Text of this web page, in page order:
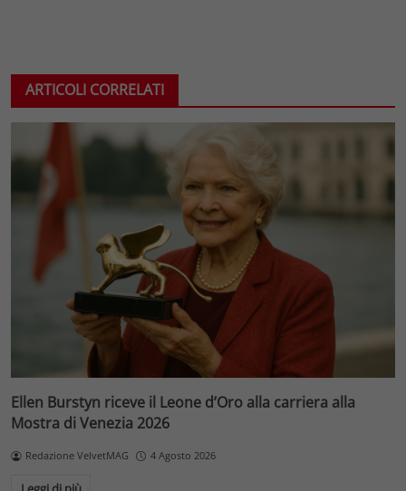
ARTICOLI CORRELATI
Ellen Burstyn riceve il Leone d’Oro alla carriera alla
Mostra di Venezia 2026
Redazione VelvetMAG 4 Agosto 2026